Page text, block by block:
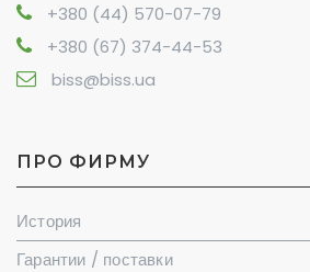
+380 (44) 570-07-79
+380 (67) 374-44-53
biss@biss.ua
ПРО ФИРМУ
История
Гарантии / поставки